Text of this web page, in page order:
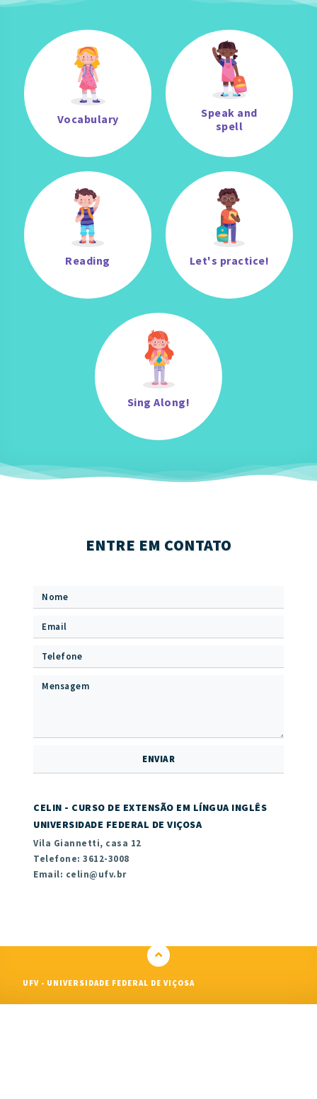
Vocabulary
Speak and
spell
Reading Let's practice!
Sing Along!
ENTRE EM CONTATO
CELIN - CURSO DE EXTENSÃO EM LÍNGUA INGLÊS
UNIVERSIDADE FEDERAL DE VIÇOSA
Vila Giannetti, casa 12
Telefone: 3612-3008
Email: celin@ufv.br
UFV - UNIVERSIDADE FEDERAL DE VIÇOSA